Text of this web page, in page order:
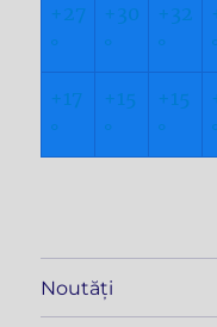
+27
°
+ 30
°
+ 32
°
°
+17
°
+15
°
+15
°
°
Noutăți